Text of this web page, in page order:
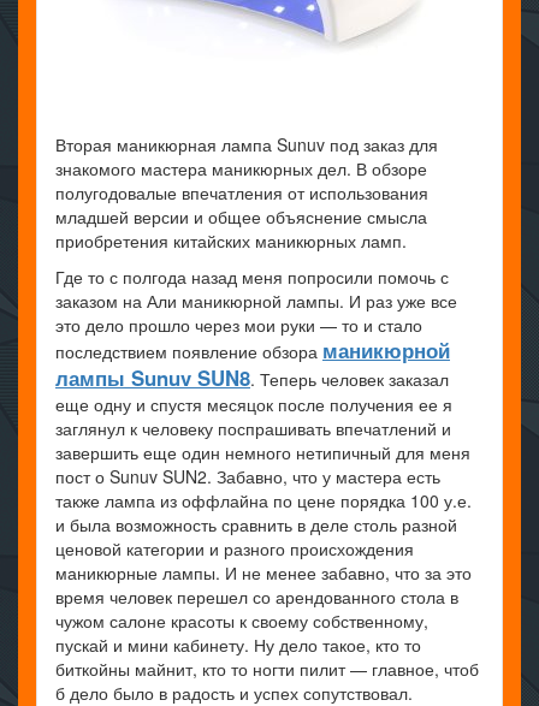
Вторая маникюрная лампа Sunuv под заказ для
знакомого мастера маникюрных дел. В обзоре
полугодовалые впечатления от использования
младшей версии и общее объяснение смысла
приобретения китайских маникюрных ламп.
Где то с полгода назад меня попросили помочь с
заказом на Али маникюрной лампы. И раз уже все
это дело прошло через мои руки — то и стало
последствием появление обзора маникюрной
лампы Sunuv SUN8. Теперь человек заказал
еще одну и спустя месяцок после получения ее я
заглянул к человеку поспрашивать впечатлений и
завершить еще один немного нетипичный для меня
пост о Sunuv SUN2. Забавно, что у мастера есть
также лампа из оффлайна по цене порядка 100 у.е.
и была возможность сравнить в деле столь разной
ценовой категории и разного происхождения
маникюрные лампы. И не менее забавно, что за это
время человек перешел со арендованного стола в
чужом салоне красоты к своему собственному,
пускай и мини кабинету. Ну дело такое, кто то
биткойны майнит, кто то ногти пилит — главное, чтоб
б дело было в радость и успех сопутствовал.